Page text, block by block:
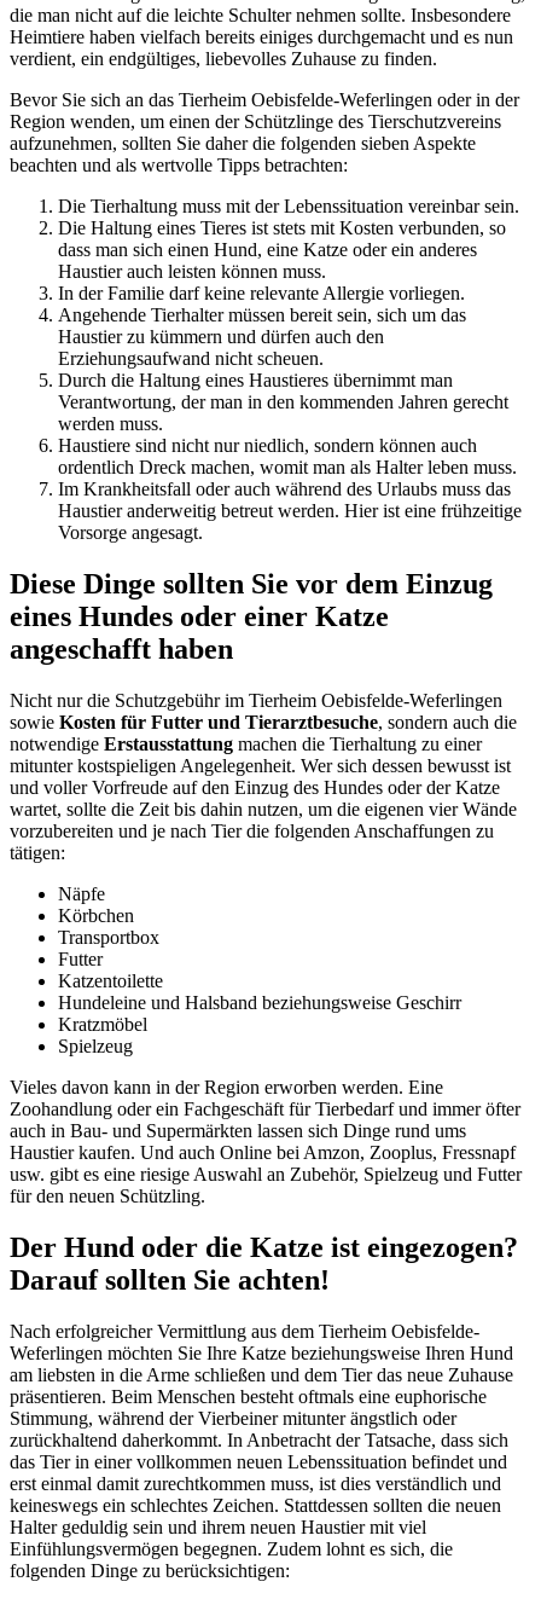
die man nicht auf die leichte Schulter nehmen sollte. Insbesondere
Heimtiere haben vielfach bereits einiges durchgemacht und es nun
verdient, ein endgültiges, liebevolles Zuhause zu finden.
Bevor Sie sich an das Tierheim Oebisfelde-Weferlingen oder in der
Region wenden, um einen der Schützlinge des Tierschutzvereins
aufzunehmen, sollten Sie daher die folgenden sieben Aspekte
beachten und als wertvolle Tipps betrachten:
Die Tierhaltung muss mit der Lebenssituation vereinbar sein.
Die Haltung eines Tieres ist stets mit Kosten verbunden, so
dass man sich einen Hund, eine Katze oder ein anderes
Haustier auch leisten können muss.
In der Familie darf keine relevante Allergie vorliegen.
Angehende Tierhalter müssen bereit sein, sich um das
Haustier zu kümmern und dürfen auch den
Erziehungsaufwand nicht scheuen.
Durch die Haltung eines Haustieres übernimmt man
Verantwortung, der man in den kommenden Jahren gerecht
werden muss.
Haustiere sind nicht nur niedlich, sondern können auch
ordentlich Dreck machen, womit man als Halter leben muss.
Im Krankheitsfall oder auch während des Urlaubs muss das
Haustier anderweitig betreut werden. Hier ist eine frühzeitige
Vorsorge angesagt.
Diese Dinge sollten Sie vor dem Einzug
eines Hundes oder einer Katze
angeschafft haben
Nicht nur die Schutzgebühr im Tierheim Oebisfelde-Weferlingen
sowie Kosten für Futter und Tierarztbesuche, sondern auch die
notwendige Erstausstattung machen die Tierhaltung zu einer
mitunter kostspieligen Angelegenheit. Wer sich dessen bewusst ist
und voller Vorfreude auf den Einzug des Hundes oder der Katze
wartet, sollte die Zeit bis dahin nutzen, um die eigenen vier Wände
vorzubereiten und je nach Tier die folgenden Anschaffungen zu
tätigen:
Näpfe
Körbchen
Transportbox
Futter
Katzentoilette
Hundeleine und Halsband beziehungsweise Geschirr
Kratzmöbel
Spielzeug
Vieles davon kann in der Region erworben werden. Eine
Zoohandlung oder ein Fachgeschäft für Tierbedarf und immer öfter
auch in Bau- und Supermärkten lassen sich Dinge rund ums
Haustier kaufen. Und auch Online bei Amzon, Zooplus, Fressnapf
usw. gibt es eine riesige Auswahl an Zubehör, Spielzeug und Futter
für den neuen Schützling.
Der Hund oder die Katze ist eingezogen?
Darauf sollten Sie achten!
Nach erfolgreicher Vermittlung aus dem Tierheim Oebisfelde-
Weferlingen möchten Sie Ihre Katze beziehungsweise Ihren Hund
am liebsten in die Arme schließen und dem Tier das neue Zuhause
präsentieren. Beim Menschen besteht oftmals eine euphorische
Stimmung, während der Vierbeiner mitunter ängstlich oder
zurückhaltend daherkommt. In Anbetracht der Tatsache, dass sich
das Tier in einer vollkommen neuen Lebenssituation befindet und
erst einmal damit zurechtkommen muss, ist dies verständlich und
keineswegs ein schlechtes Zeichen. Stattdessen sollten die neuen
Halter geduldig sein und ihrem neuen Haustier mit viel
Einfühlungsvermögen begegnen. Zudem lohnt es sich, die
folgenden Dinge zu berücksichtigen: